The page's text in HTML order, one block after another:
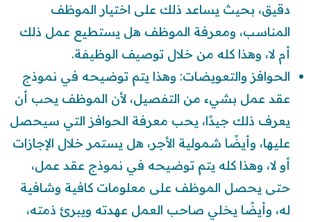
دقيق، بحيث يساعد ذلك على اختيار الموظف
المناسب، ومعرفة الموظف هل يستطيع عمل ذلك
أم لا، وهذا كله من خلال توصيف الوظيفة.
الحوافز والتعويضات: وهذا يتم توضيحه في نموذج
عقد عمل بشيء من التفصيل، لأن الموظف يحب أن
يعرف ذلك جيدًا، يحب معرفة الحوافز التي سيحصل
عليها، وأيضًا شمولية الأجر، هل يستمر خلال الإجازات
أو لا، وهذا كله يتم توضيحه في نموذج عقد عمل،
حتى يحصل الموظف على معلومات كافية وشافية
له، وأيضًا يخلي صاحب العمل عهدته ويبرئ ذمته،